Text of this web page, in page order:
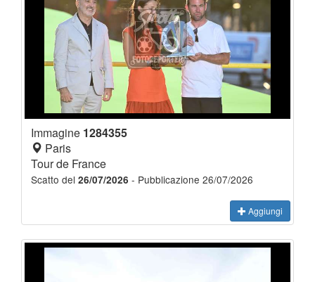
Immagine 1284355
Paris
Tour de France
Scatto del 26/07/2026 - Pubblicazione 26/07/2026
Aggiungi